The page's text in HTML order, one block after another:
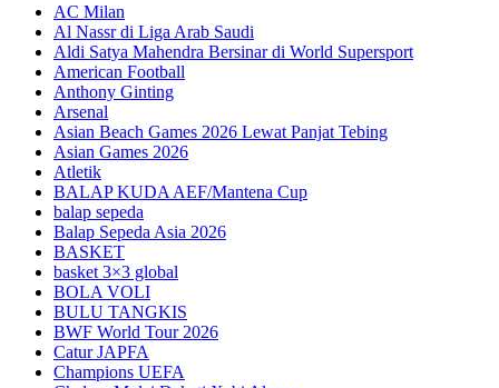
AC Milan
Al Nassr di Liga Arab Saudi
Aldi Satya Mahendra Bersinar di World Supersport
American Football
Anthony Ginting
Arsenal
Asian Beach Games 2026 Lewat Panjat Tebing
Asian Games 2026
Atletik
BALAP KUDA AEF/Mantena Cup
balap sepeda
Balap Sepeda Asia 2026
BASKET
basket 3×3 global
BOLA VOLI
BULU TANGKIS
BWF World Tour 2026
Catur JAPFA
Champions UEFA